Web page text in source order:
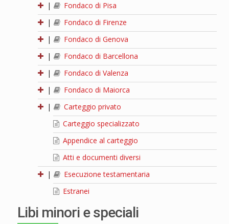
|
Fondaco di Pisa
|
Fondaco di Firenze
|
Fondaco di Genova
|
Fondaco di Barcellona
|
Fondaco di Valenza
|
Fondaco di Maiorca
|
Carteggio privato
Carteggio specializzato
Appendice al carteggio
Atti e documenti diversi
|
Esecuzione testamentaria
Estranei
Libi minori e speciali